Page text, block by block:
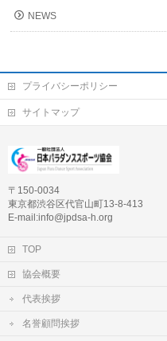
NEWS
プライバシーポリシー
サイトマップ
〒150-0034
東京都渋谷区代官山町13-8-413
E-mail:info@jpdsa-h.org
TOP
協会概要
代表挨拶
名誉顧問挨拶